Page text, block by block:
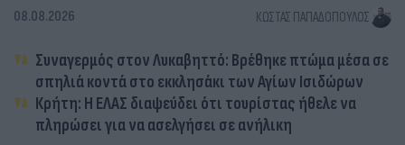
08.08.2026 ΚΏΣΤΑΣ ΠΑΠΑΔΌΠΟΥΛΟΣ
Συναγερμός στον Λυκαβηττό: Βρέθηκε πτώμα μέσα σε
σπηλιά κοντά στο εκκλησάκι των Αγίων Ισιδώρων
Κρήτη: Η ΕΛΑΣ διαψεύδει ότι τουρίστας ήθελε να
πληρώσει για να ασελγήσει σε ανήλικη